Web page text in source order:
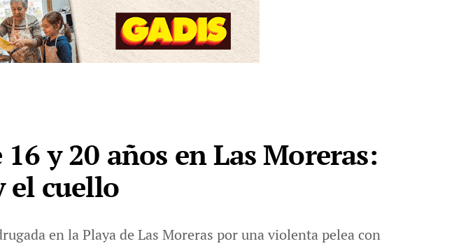
y 20 años en Las Moreras:
el cuello
en la Playa de Las Moreras por una violenta pelea con